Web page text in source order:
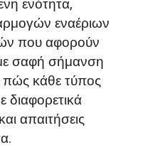
ενότητα,
εναέριων
που αφορούν
σαφή σήμανση
πώς κάθε τύπος
διαφορετικά
απαιτήσεις